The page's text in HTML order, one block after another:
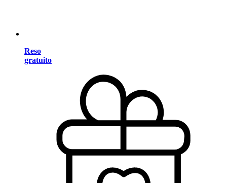
Reso
gratuito